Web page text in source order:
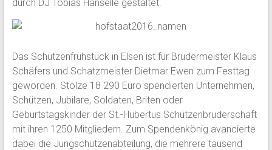
durch DJ Tobias Hanselle gestaltet.
Das Schützenfrühstück in Elsen ist für Brudermeister Klaus
Schäfers und Schatzmeister Dietmar Ewen zum Festtag
geworden. Stolze 18 290 Euro spendierten Unternehmen,
Schützen, Jubilare, Soldaten, Briten oder
Geburtstagskinder der St.-Hubertus Schützenbruderschaft
mit ihren 1250 Mitgliedern. Zum Spendenkönig avancierte
dabei die Jungschützenabteilung, die mehrere tausend